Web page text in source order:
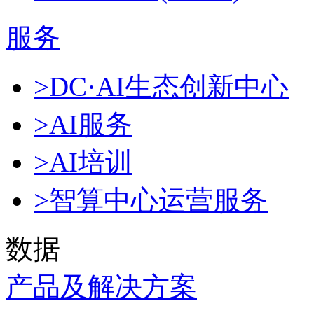
服务
>DC·AI生态创新中心
>AI服务
>AI培训
>智算中心运营服务
数据
产品及解决方案